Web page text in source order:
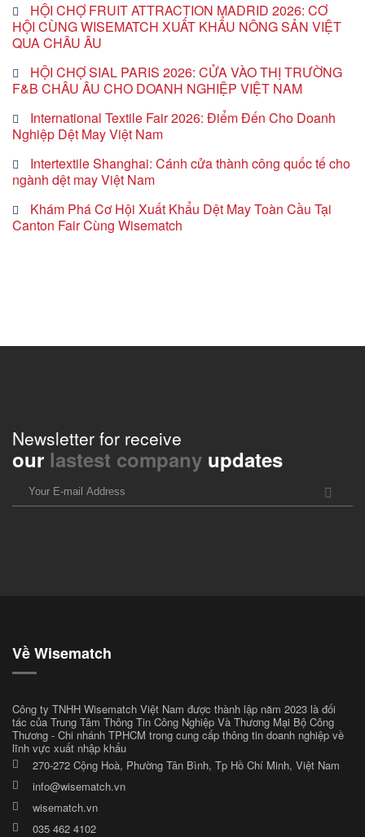
HỘI CHỢ FRUIT ATTRACTION MADRID 2026: CƠ
HỘI CÙNG WISEMATCH XUẤT KHẨU NÔNG SẢN VIỆT
QUA CHÂU ÂU
HỘI CHỢ SIAL PARIS 2026: CỬA VÀO THỊ TRƯỜNG
F&B CHÂU ÂU CHO DOANH NGHIỆP VIỆT NAM
International Textile Fair 2026: Điểm Đến Cho Doanh
Nghiệp Dệt May Việt Nam
Intertextile Shanghai: Cánh cửa thành công quốc tế cho
ngành dệt may Việt Nam
Khám Phá Cơ Hội Xuất Khẩu Dệt May Toàn Cầu Tại
Canton Fair Cùng Wisematch
Newsletter for receive
our lastest company updates
Về Wisematch
Công ty TNHH Wisematch Việt Nam được thành lập năm 2023 là đối
tác của Trung Tâm Thông Tin Công Nghiệp Và Thương Mại Bộ Công
Thương - Chi nhánh TPHCM trong cung cấp thông tin doanh nghiệp về
lĩnh vực xuất nhập khẩu
270-272 Cộng Hoà, Phường Tân Bình, Tp Hồ Chí Minh, Việt Nam
info@wisematch.vn
wisematch.vn
035 462 4102